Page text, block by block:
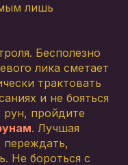
лишь
Бесполезно
лика сметает
трактовать
и не бояться
рун, пройдите
. Лучшая
переждать,
Не бороться с